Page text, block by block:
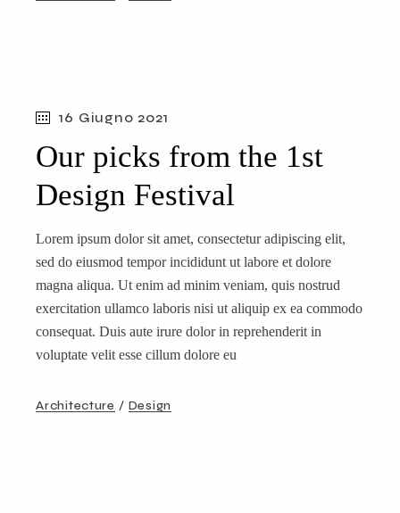
16 Giugno 2021
Our picks from the 1st
Design Festival
Lorem ipsum dolor sit amet, consectetur adipiscing elit,
sed do eiusmod tempor incididunt ut labore et dolore
magna aliqua. Ut enim ad minim veniam, quis nostrud
exercitation ullamco laboris nisi ut aliquip ex ea commodo
consequat. Duis aute irure dolor in reprehenderit in
voluptate velit esse cillum dolore eu
Architecture Design